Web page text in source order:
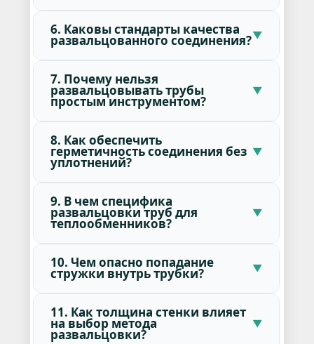
6. Каковы стандарты качества
развальцованного соединения?
7. Почему нельзя
развальцовывать трубы
простым инструментом?
8. Как обеспечить
герметичность соединения без
уплотнений?
9. В чем специфика
развальцовки труб для
теплообменников?
10. Чем опасно попадание
стружки внутрь трубки?
11. Как толщина стенки влияет
на выбор метода
развальцовки?